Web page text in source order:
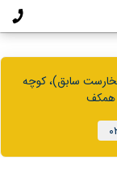
سابق)، کوچه